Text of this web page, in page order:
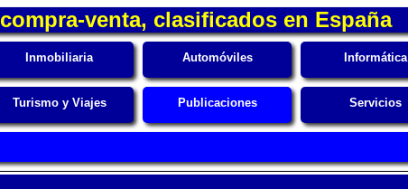
compra-venta, clasificados en España
Inmobiliaria Automóviles Informática
Turismo y Viajes Publicaciones Servicios